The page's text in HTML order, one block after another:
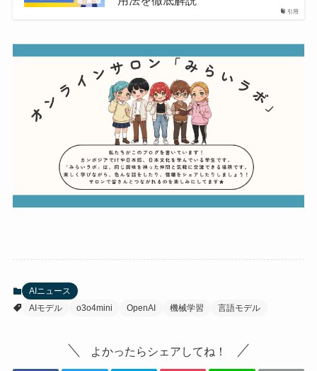
引用
AIニュース
AIモデル
o3o4mini OpenAI 機械学習 言語モデル
よかったらシェアしてね！